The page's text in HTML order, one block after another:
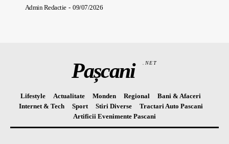
Admin Redactie - 09/07/2026
Pașcani .NET
Lifestyle Actualitate Monden Regional
Bani & Afaceri
Internet & Tech
Sport Stiri Diverse
Tractari Auto Pascani
Artificii Evenimente Pascani